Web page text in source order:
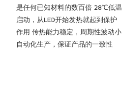
是任何已知材料的数百倍 28℃低温
启动，从LED开始发热就起到保护
作用 传热能力稳定，周期性波动小
自动化生产，保证产品的一致性